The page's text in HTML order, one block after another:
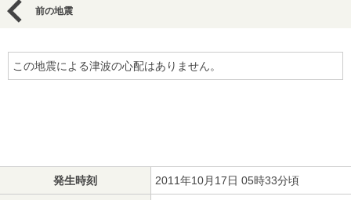
前の地震
この地震による津波の心配はありません。
発生時刻 2011年10月17日 05時33分頃